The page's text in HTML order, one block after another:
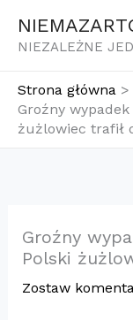
NIEZALEŻNE
Strona główna
Groźny
żużlowiec trafił
Groźny
Polski
Zostaw